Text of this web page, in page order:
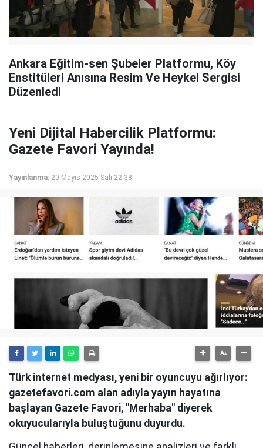
Ankara Eğitim-sen Şubeler Platformu, Köy
Enstitüleri Anısına Resim Ve Heykel Sergisi
Düzenledi
Yeni Dijital Habercilik Platformu:
Gazete Favori Yayında!
Yayınlanma: 20 Mayıs 2025 Salı 22:38
Türk internet medyası, yeni bir oyuncuyu ağırlıyor:
gazetefavori.com alan adıyla yayın hayatına
başlayan Gazete Favori, "Merhaba" diyerek
okuyucularıyla buluştuğunu duyurdu.